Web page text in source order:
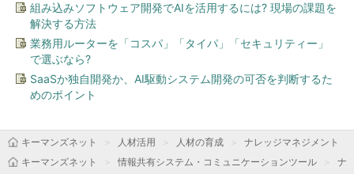
組み込みソフトウェア開発でAIを活用するには? 現場の課題を
解決する方法
業務用ルーターを「コスパ」「タイパ」「セキュリティー」
で選ぶなら?
SaaSか独自開発か、AI駆動システム開発の可否を判断するた
めのポイント
キーマンズネット 人材活用 人材の育成
ナレッジマネジメント
キーマンズネット
情報共有システム・コミュニケーションツール ナ